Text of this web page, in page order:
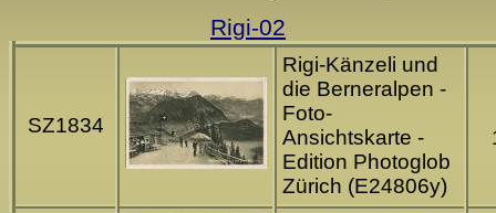
Rigi-02
SZ1834
Rigi-Känzeli und
die Berneralpen -
Foto-
Ansichtskarte -
Edition Photoglob
Zürich (E24806y)